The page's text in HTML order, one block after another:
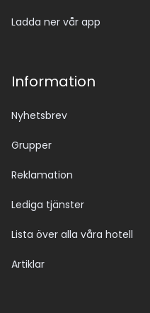
Ladda ner vår app
Information
Nyhetsbrev
Grupper
Reklamation
Lediga tjänster
Lista över alla våra hotell
Artiklar